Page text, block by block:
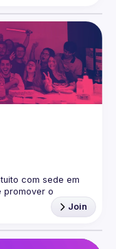
com sede em
promover o
sobre softwares,
de programação de
de complexidade
Join